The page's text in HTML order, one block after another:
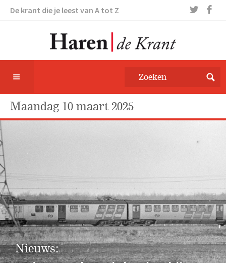
De krant die je leest van A tot Z
maandag 10 maart 2025
Nieuws: